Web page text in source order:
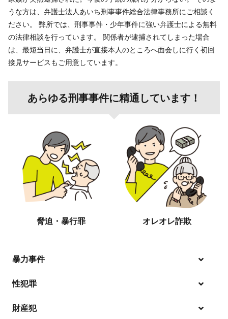
うな方は、弁護士法人あいち刑事事件総合法律事務所にご相談く
ださい。 弊所では、刑事事件・少年事件に強い弁護士による無料
の法律相談を行っています。 関係者が逮捕されてしまった場合
は、最短当日に、弁護士が直接本人のところへ面会しに行く初回
接見サービスもご用意しています。
あらゆる刑事事件に精通しています！
脅迫・暴行罪 オレオレ詐欺
暴力事件
性犯罪
財産犯